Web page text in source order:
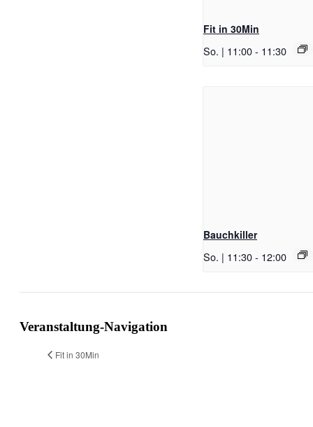
Fit in 30Min
So. | 11:00- 11:30
Bauchkiller
So. | 11:30- 12:00
Veranstaltung-Navigation
Fit in 30Min